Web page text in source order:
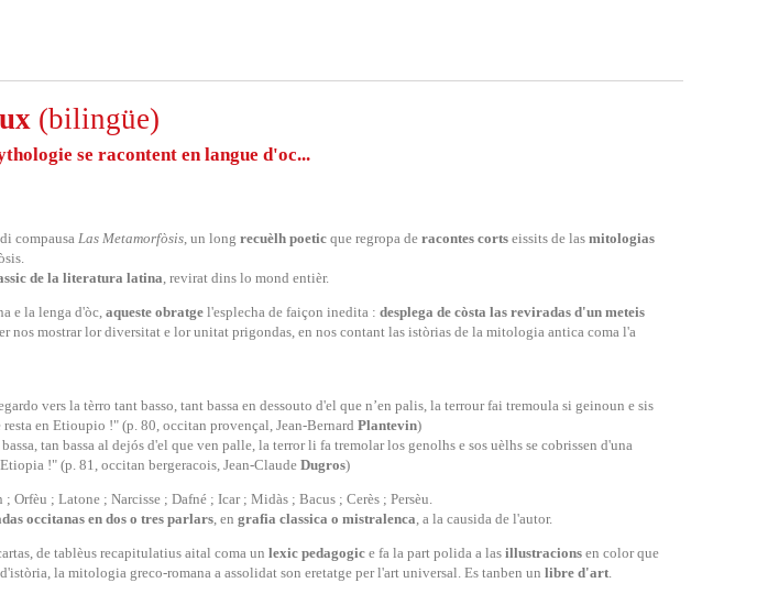
(bilingüe)
se racontent en langue d'oc...
compausa Las Metamorfòsis, un long recuèlh poetic que regropa de racontes corts eissits de las mitologias
de la literatura latina, revirat dins lo mond entièr.
e la lenga d'òc, aqueste obratge l'esplecha de faiçon inedita : desplega de còsta las reviradas d'un meteis
nos mostrar lor diversitat e lor unitat prigondas, en nos contant las istòrias de la mitologia antica coma l'a
vers la tèrro tant basso, tant bassa en dessouto d'el que n’en palis, la terrour fai tremoula si geinoun e sis
resta en Etioupio !" (p. 80, occitan provençal, Jean-Bernard Plantevin)
tan bassa al dejós d'el que ven palle, la terror li fa tremolar los genolhs e sos uèlhs se cobrissen d'una
!" (p. 81, occitan bergeracois, Jean-Claude Dugros)
Orfèu ; Latone ; Narcisse ; Dafné ; Icar ; Midàs ; Bacus ; Cerès ; Persèu.
occitanas en dos o tres parlars, en grafia classica o mistralenca, a la causida de l'autor.
de tablèus recapitulatius aital coma un lexic pedagogic e fa la part polida a las illustracions en color que
la mitologia greco-romana a assolidat son eretatge per l'art universal. Es tanben un libre d'art.